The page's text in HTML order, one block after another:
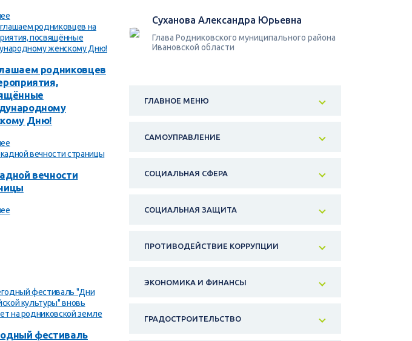
родниковцев
Дню!
вечности
фестиваль
Суханова Александра Юрьевна
Глава Родниковского муниципального района
Ивановской области
ГЛАВНОЕ МЕНЮ
САМОУПРАВЛЕНИЕ
СОЦИАЛЬНАЯ СФЕРА
СОЦИАЛЬНАЯ ЗАЩИТА
ПРОТИВОДЕЙСТВИЕ КОРРУПЦИИ
ЭКОНОМИКА И ФИНАНСЫ
ГРАДОСТРОИТЕЛЬСТВО